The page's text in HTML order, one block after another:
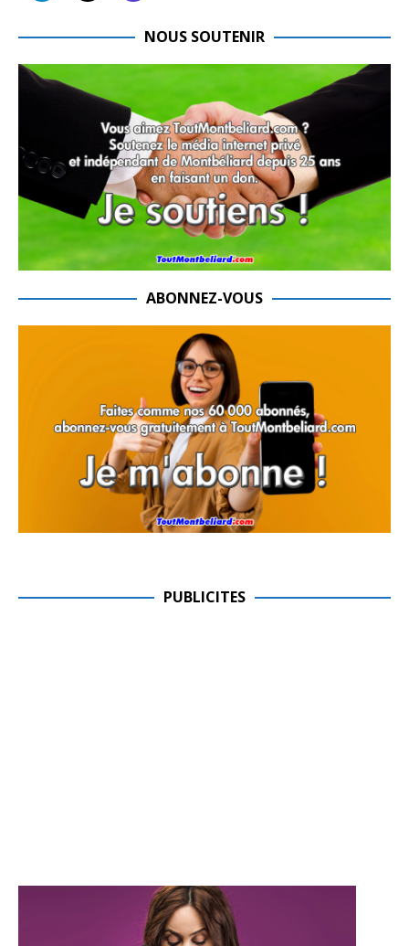
NOUS SOUTENIR
ABONNEZ-VOUS
PUBLICITES